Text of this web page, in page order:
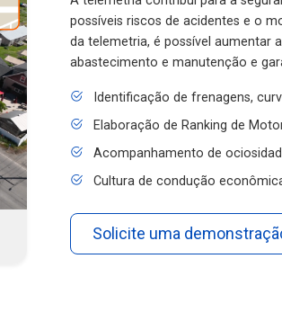
possíveis riscos de acidentes e o
da telemetria, é possível aumentar
abastecimento e manutenção e
Identificação de frenagens,
Elaboração de Ranking de
Acompanhamento de
Cultura de condução econômica
Solicite uma demonstração